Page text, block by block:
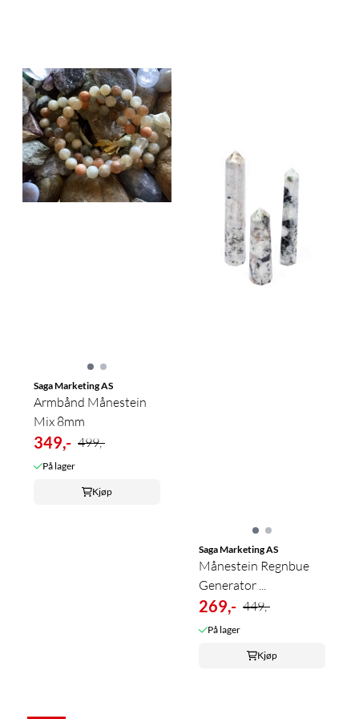
Saga Marketing AS
Armbånd Månestein
Mix 8mm
349,- 499,-
På lager
Kjøp
Saga Marketing AS
Månestein Regnbue
Generator ...
269,- 449,-
På lager
Kjøp